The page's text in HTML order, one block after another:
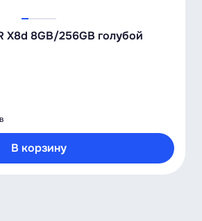
X8d 8GB/256GB голубой
В корзину